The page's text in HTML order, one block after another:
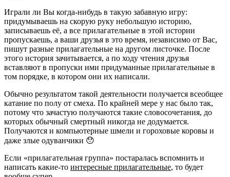
Играли ли Вы когда-нибудь в такую забавную игру:
придумываешь на скорую руку небольшую историю,
записываешь её, а все прилагательные в этой истории
пропускаешь, а ваши друзья в это время, независимо от Вас,
пишут разные прилагательные на другом листочке. После
этого история зачитывается, а по ходу чтения друзья
вставляют в пропуски ими придуманные прилагательные в
том порядке, в котором они их написали.
Обычно результатом такой деятельности получается всеобщее
катание по полу от смеха. По крайней мере у нас было так,
потому что зачастую получаются такие словосочетания, до
которых обычный смертный никогда не додумается.
Получаются и компьютерные шмели и гороховые коровы и
даже злые одуванчики 😯
Если «прилагательная группа» постаралась вспомнить и
написать какие-то интересные прилагательные, то будет